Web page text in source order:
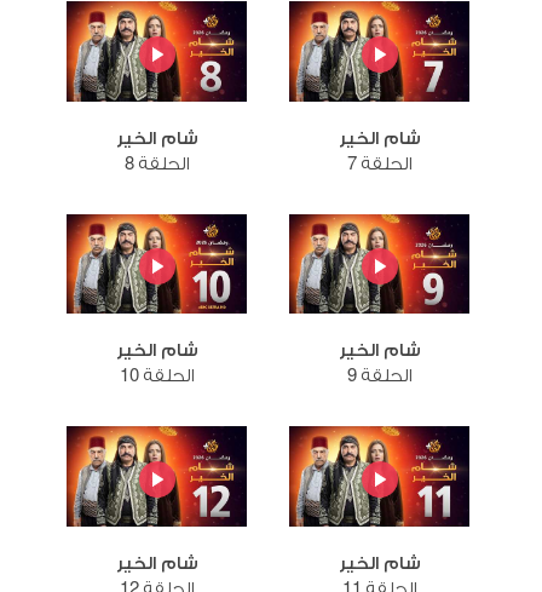
شام الخير
الحلقة 7
شام الخير
الحلقة 8
شام الخير
الحلقة 9
شام الخير
الحلقة 10
شام الخير
شام الخير